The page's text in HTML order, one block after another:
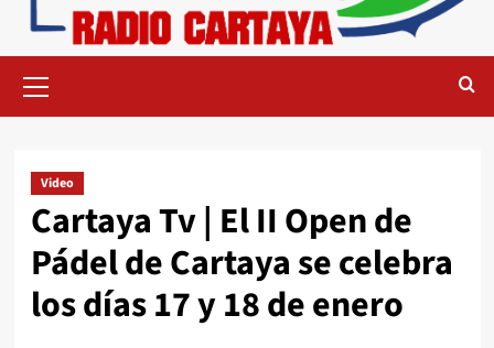
Video
Cartaya Tv | El II Open de
Pádel de Cartaya se celebra
los días 17 y 18 de enero